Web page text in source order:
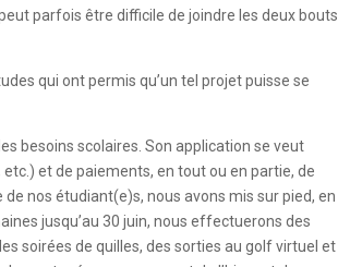
parfois être difficile de joindre les deux bouts
qui ont permis qu’un tel projet puisse se
besoins scolaires. Son application se veut
et de paiements, en tout ou en partie, de
nos étudiant(e)s, nous avons mis sur pied, en
jusqu’au 30 juin, nous effectuerons des
soirées de quilles, des sorties au golf virtuel et